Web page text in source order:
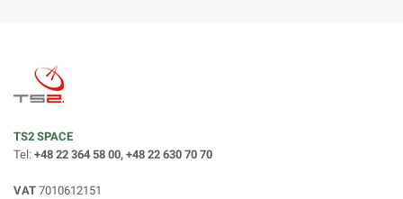
TS2 SPACE
Tel: +48 22 364 58 00, +48 22 630 70 70
VAT 7010612151